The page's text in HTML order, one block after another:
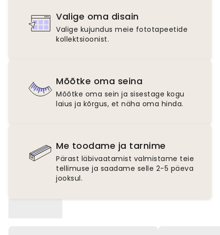
Valige oma disain
Valige kujundus meie fototapeetide
kollektsioonist.
Mõõtke oma seina
Mõõtke oma sein ja sisestage kogu
laius ja kõrgus, et näha oma hinda.
Me toodame ja tarnime
Pärast läbivaatamist valmistame teie
tellimuse ja saadame selle 2-5 päeva
jooksul.